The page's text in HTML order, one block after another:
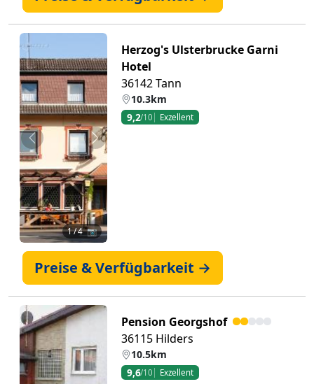
Zurück Weiter
1/ 4 📷
Herzog's Ulsterbrucke Garni
Hotel
36142 Tann
10.3km
9,2/10 Exzellent
Preise & Verfügbarkeit →
Pension Georgshof
36115 Hilders
10.5km
9,6/10 Exzellent